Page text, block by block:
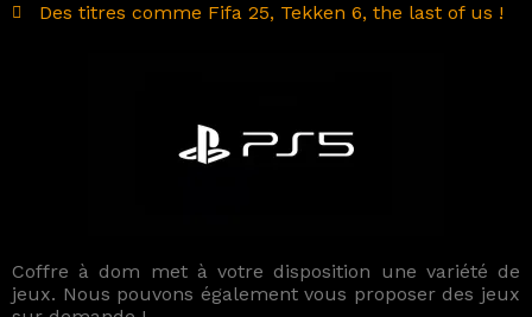
Des titres comme Fifa 25, Tekken 6, the last of us !
Coffre à dom met à votre disposition une variété de
jeux. Nous pouvons également vous proposer des jeux